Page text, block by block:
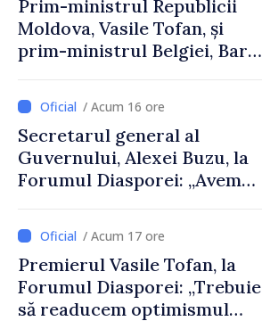
Prim-ministrul Republicii
Moldova, Vasile Tofan, și
prim-ministrul Belgiei, Bart
despre parcursul european
al Republicii Moldova.
/ Acum 16 ore
Secretarul general al
Guvernului, Alexei Buzu, la
Forumul Diasporei: „Avem
dumneavoastră pentru a
construi comunități mai
puternice”
/ Acum 17 ore
Premierul Vasile Tofan, la
Forumul Diasporei: „Trebuie
să readucem optimismul